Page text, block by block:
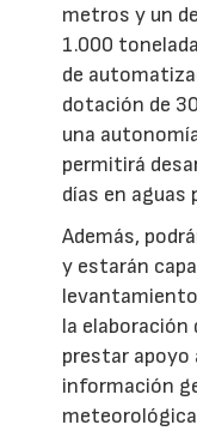
metros y un
1.000
de
dotación de
una
permitirá
días en aguas
Además,
y estarán
la
prestar apoyo
información